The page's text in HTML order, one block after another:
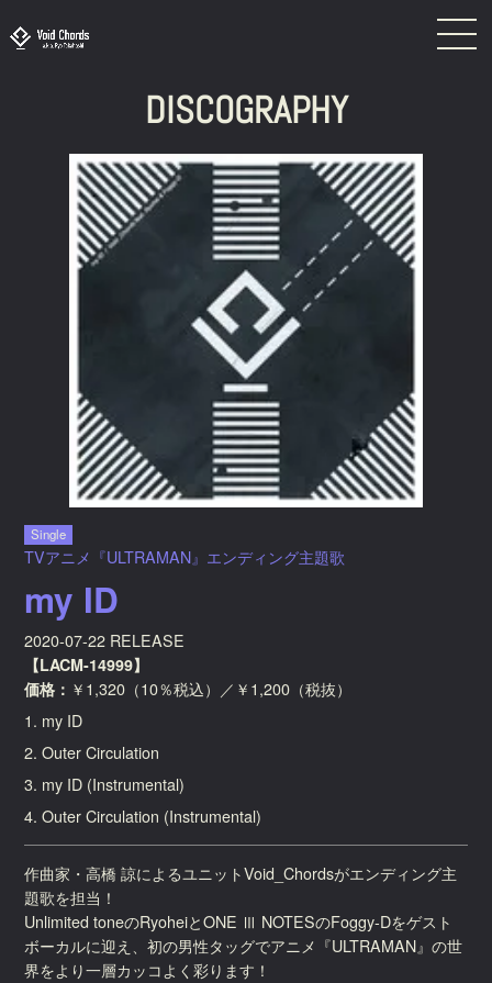
DISCOGRAPHY
Single
TVアニメ『ULTRAMAN』エンディング主題歌
my ID
2020-07-22 RELEASE
【LACM-14999】
価格： ￥1,320（10％税込）／￥1,200（税抜）
1. my ID
2. Outer Circulation
3. my ID (Instrumental)
4. Outer Circulation (Instrumental)
作曲家・高橋 諒によるユニットVoid_Chordsがエンディング主
題歌を担当！
Unlimited toneのRyoheiとONE Ⅲ NOTESのFoggy-Dをゲスト
ボーカルに迎え、初の男性タッグでアニメ『ULTRAMAN』の世
界をより一層カッコよく彩ります！